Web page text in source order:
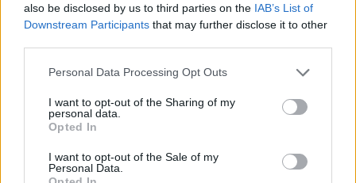
also be disclosed by us to third parties on the IAB’s List of
Downstream Participants that may further disclose it to other
Personal Data Processing Opt Outs
I want to opt-out of the Sharing of my
personal data.
Opted In
I want to opt-out of the Sale of my
Personal Data.
Πρωινή 5-8-2026